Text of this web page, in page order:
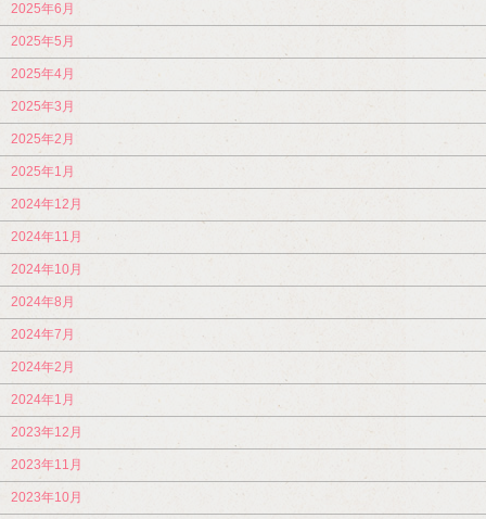
2025年6月
2025年5月
2025年4月
2025年3月
2025年2月
2025年1月
2024年12月
2024年11月
2024年10月
2024年8月
2024年7月
2024年2月
2024年1月
2023年12月
2023年11月
2023年10月